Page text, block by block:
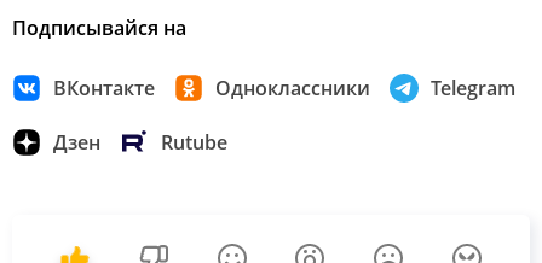
Подписывайся на
ВКонтакте Одноклассники Telegram
Дзен Rutube